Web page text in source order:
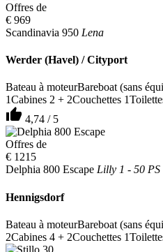
Offres de
€ 969
Scandinavia 950 Lena
Werder (Havel) / Cityport
Bateau à moteurBareboat (sans
1Cabines 2 + 2Couchettes 1
thumb_up 4,74 / 5
Offres de
€ 1215
Delphia 800 Escape Lilly 1 - 50 PS
Hennigsdorf
Bateau à moteurBareboat (sans
2Cabines 4 + 2Couchettes 1